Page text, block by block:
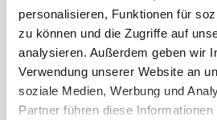
personalisieren, Funktionen für
zu können und die Zugriffe auf
analysieren. Außerdem geben wir
Verwendung unserer Website an
soziale Medien, Werbung und
Partner führen diese
Als Dankeschön und Erinnerung
Teilnehmenden eine hochwertige
ihrem Namen und der gepflanzten
Wer nicht selbst an einem
kann, hat die Möglichkeit einer